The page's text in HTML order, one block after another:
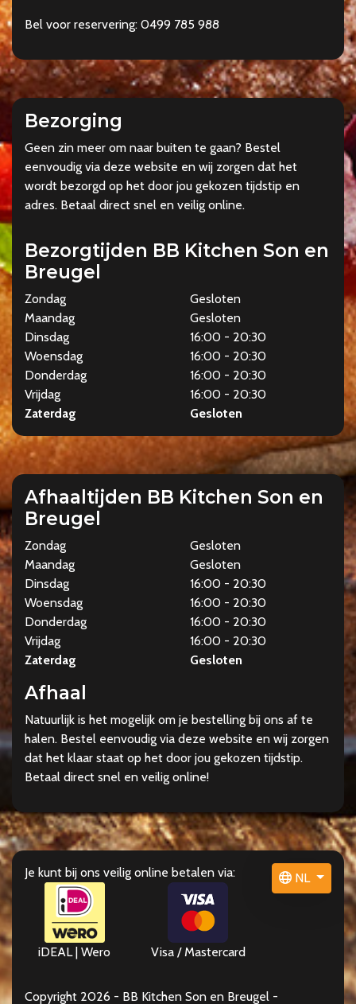
Bel voor reservering: 0499 785 988
Bezorging
Geen zin meer om naar buiten te gaan? Bestel
eenvoudig via deze website en wij zorgen dat het
wordt bezorgd op het door jou gekozen tijdstip en
adres. Betaal direct snel en veilig online.
Bezorgtijden BB Kitchen Son en
Breugel
Zondag
Gesloten
Maandag
Gesloten
Dinsdag
16:00 - 20:30
Woensdag
16:00 - 20:30
Donderdag
16:00 - 20:30
Vrijdag
16:00 - 20:30
Zaterdag
Gesloten
Afhaaltijden BB Kitchen Son en
Breugel
Zondag
Gesloten
Maandag
Gesloten
Dinsdag
16:00 - 20:30
Woensdag
16:00 - 20:30
Donderdag
16:00 - 20:30
Vrijdag
16:00 - 20:30
Zaterdag
Gesloten
Afhaal
Natuurlijk is het mogelijk om je bestelling bij ons af te
halen. Bestel eenvoudig via deze website en wij zorgen
dat het klaar staat op het door jou gekozen tijdstip.
Betaal direct snel en veilig online!
Je kunt bij ons veilig online betalen via:
iDEAL | Wero Visa / Mastercard
NL
Copyright 2026 - BB Kitchen Son en Breugel -